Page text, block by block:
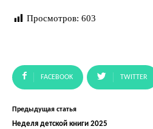
Просмотров: 603
FACEBOOK TWITTER
Предыдущая статья
Неделя детской книги 2025